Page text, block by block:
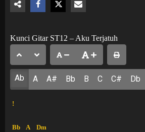
Kunci Gitar ST12 – Aku Terjatuh
Ab A A# Bb B C C# Db
!
Bb A Dm